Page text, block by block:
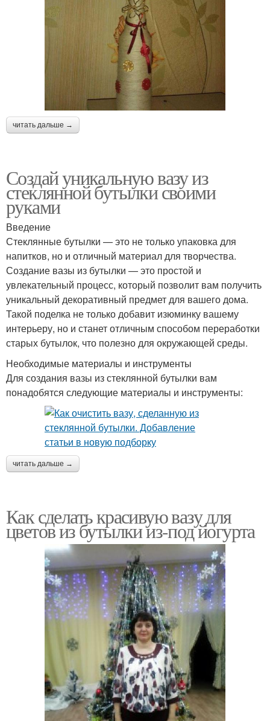
читать дальше →
Создай уникальную вазу из
стеклянной бутылки своими
руками
Введение
Стеклянные бутылки — это не только упаковка для
напитков, но и отличный материал для творчества.
Создание вазы из бутылки — это простой и
увлекательный процесс, который позволит вам получить
уникальный декоративный предмет для вашего дома.
Такой поделка не только добавит изюминку вашему
интерьеру, но и станет отличным способом переработки
старых бутылок, что полезно для окружающей среды.
Необходимые материалы и инструменты
Для создания вазы из стеклянной бутылки вам
понадобятся следующие материалы и инструменты:
читать дальше →
Как сделать красивую вазу для
цветов из бутылки из-под йогурта